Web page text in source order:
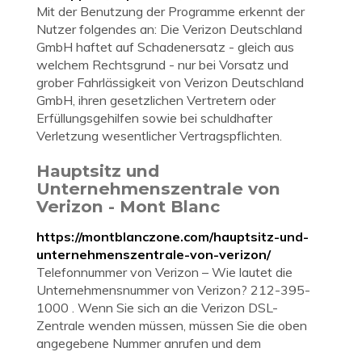
Mit der Benutzung der Programme erkennt der
Nutzer folgendes an: Die Verizon Deutschland
GmbH haftet auf Schadenersatz - gleich aus
welchem Rechtsgrund - nur bei Vorsatz und
grober Fahrlässigkeit von Verizon Deutschland
GmbH, ihren gesetzlichen Vertretern oder
Erfüllungsgehilfen sowie bei schuldhafter
Verletzung wesentlicher Vertragspflichten.
Hauptsitz und
Unternehmenszentrale von
Verizon - Mont Blanc
https://montblanczone.com/hauptsitz-und-
unternehmenszentrale-von-verizon/
Telefonnummer von Verizon – Wie lautet die
Unternehmensnummer von Verizon? 212-395-
1000 . Wenn Sie sich an die Verizon DSL-
Zentrale wenden müssen, müssen Sie die oben
angegebene Nummer anrufen und dem